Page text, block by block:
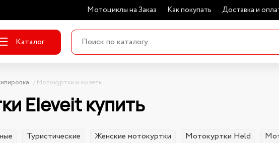
Мотоциклы на Заказ Как покупать Доставка и
Каталог
Мотокуртки и жилеты
Eleveit купить
Туристические Женские мотокуртки Мотокуртки Held